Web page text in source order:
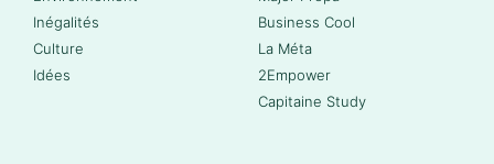
Inégalités
Culture
Idées
Business Cool
La Méta
2Empower
Capitaine Study